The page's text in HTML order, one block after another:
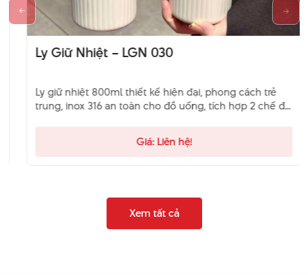
Ly Giữ Nhiệt – LGN 030
Ly giữ nhiệt 800ml thiết kế hiện đại, phong cách trẻ
trung, inox 316 an toàn cho đồ uống, tích hợp 2 chế độ
văn phòng và người thường xuyên di chuyển.
Giá: Liên hệ!
Xem tất cả